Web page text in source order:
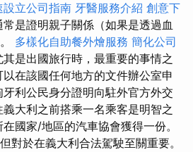
設立公司指南 牙醫服務介紹 創意下
是證明親子關係（如果是透過血
多樣化自助餐外燴服務 簡化公司
是出國旅行時，最重要的事情之
在該國任何地方的文件辦公室申
利公民身分證明向駐外官方外交
大利之前搭乘一名乘客是明智之
國家/地區的汽車協會獲得一份。
對於在義大利合法駕駛至關重要。